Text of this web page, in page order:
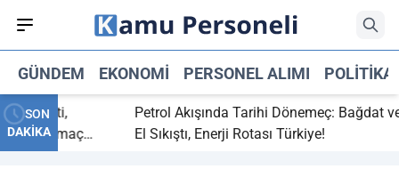
GÜNDEM EKONOMI PERSONEL ALIMI POLITIKA
SON
DAKİKA
bitti,
maç
Petrol Akışında Tarihi Dönemeç: Bağdat ve
El Sıkıştı, Enerji Rotası Türkiye!